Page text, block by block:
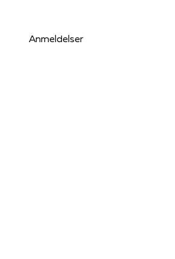
Anmeldelser